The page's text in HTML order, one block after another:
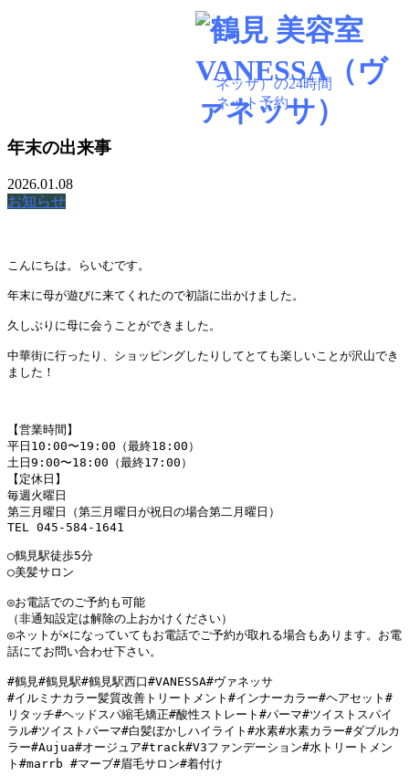
045-584-1641
※非通知設定からはつながりません
BLOG
年末の出来事
2026.01.08
お知らせ
こんにちは。らいむです。
年末に母が遊びに来てくれたので初詣に出かけました。
久しぶりに母に会うことができました。
中華街に行ったり、ショッピングしたりしてとても楽しいことが沢山でき
ました！
【営業時間】
平日10:00〜19:00（最終18:00）
土日9:00〜18:00（最終17:00）
【定休日】
毎週火曜日
第三月曜日（第三月曜日が祝日の場合第二月曜日）
TEL 045-584-1641
○鶴見駅徒歩5分
○美髪サロン
◎お電話でのご予約も可能
（非通知設定は解除の上おかけください）
◎ネットが×になっていてもお電話でご予約が取れる場合もあります。お電
話にてお問い合わせ下さい。
#鶴見#鶴見駅#鶴見駅西口#VANESSA#ヴァネッサ
#イルミナカラー髪質改善トリートメント#インナーカラー#ヘアセット#
リタッチ#ヘッドスパ縮毛矯正#酸性ストレート#パーマ#ツイストスパイ
ラル#ツイストパーマ#白髪ぼかしハイライト#水素#水素カラー#ダブルカ
ラー#Aujua#オージュア#track#V3ファンデーション#水トリートメン
ト#marrb #マーブ#眉毛サロン#着付け